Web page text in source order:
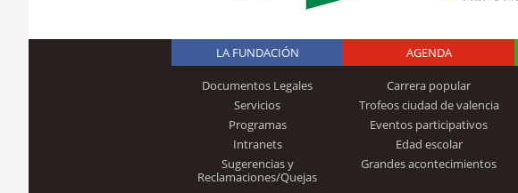
Logo Fundación
Trinidad Alfonso
LA FUNDACIÓN
Documentos Legales
Servicios
Programas
Intranets
Sugerencias y
Reclamaciones/Quejas
AGENDA
Carrera popular
Trofeos ciudad de valencia
Eventos participativos
Edad escolar
Grandes acontecimientos